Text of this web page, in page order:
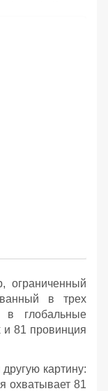
ограниченный
в трех
в глобальные
и 81 провинция
картину:
охватывает 81